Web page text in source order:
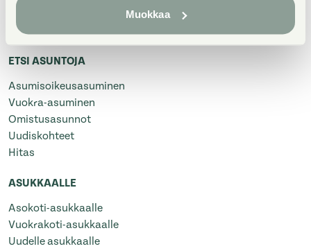
Muokkaa
09- ja 020-alkuisiin numeroihimme soittamalla voit asioida
kanssamme paikallis- ja mobiiliverkkomaksun hinnalla.
ETSI ASUNTOJA
Asumisoikeusasuminen
Vuokra-asuminen
Omistusasunnot
Uudiskohteet
Hitas
ASUKKAALLE
Asokoti-asukkaalle
Vuokrakoti-asukkaalle
Uudelle asukkaalle